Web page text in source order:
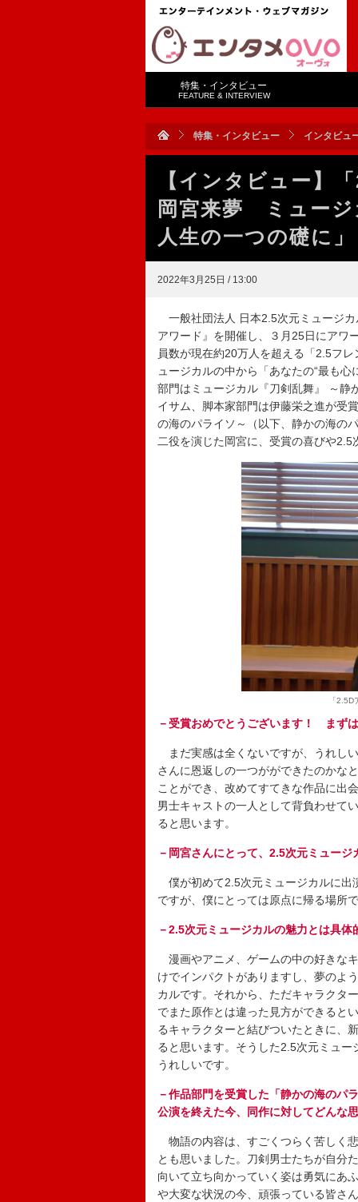
特集・インタビュー
FEATURE & INTERVIEW
特集・インタビュー インタビュ
【インタビュー】
岡宮来夢 ミュージ
人生の一つの礎に」
2022年3月25日 / 13:00
一般社団法人 日本2.5次元ミュージ
アワード』を開催し、３月25日にアワ
員数が現在約20万人を超える「2.5フ
ュージカルの中から「あなたの“最も
部門はミュージカル『刀剣乱舞』 ～静
イサム、脚本家部門は伊藤栄之進が受
の海のパライソ～（以下、静かの海の
二役を演じた岡宮に、受賞の喜びや
「
－受賞おめでとうございます！ まず
まだ実感は全くないですが、うれし
さんに恩返しの一つがができたのかな
ことができ、改めてすてきな作品に出
男士キャストの一人として背負わせて
ると思います。
－岡宮さんにとって、2.5次元ミュー
僕が初めて2.5次元ミュージカルに出
ですが、僕にとっては原点に帰る場所
－2.5次元ミュージカルの魅力とは具
漫画やアニメ、ゲームの中の好きな
けでインパクトがありますし、夢のよ
カルです。それから、ただキャラクタ
でまた原作とは違った見方ができると
るキャラクターと結びついたときに、
ると思います。そうした2.5次元ミュ
うれしいです。
－作品部門を受賞した「静かの海のパ
公演を終えた今、同作に対してどんな
物語の内容は、すごくつらく苦しく
とも思いました。刀剣男士たちが自分
向いて立ち向かっていく姿は勇気にあ
や大変な状況の今、頑張っている皆さ